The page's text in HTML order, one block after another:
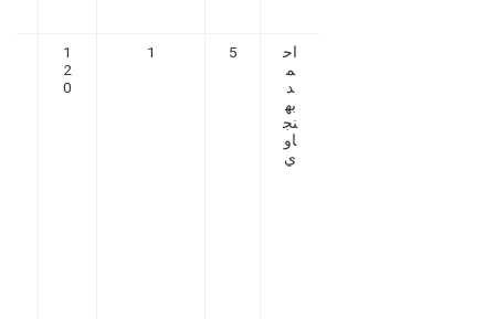
اح
م
د
به
نج
او
ي
5
1
1
2
0